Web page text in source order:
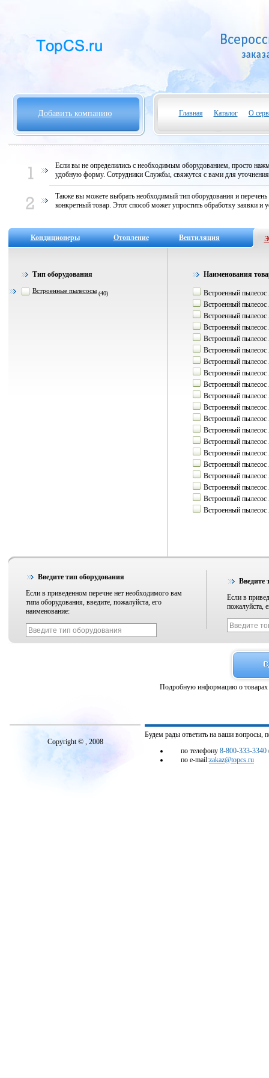
Добавить компанию Главная Каталог О
Если вы не определились с необходимым оборудованием, просто
удобную форму. Сотрудники Службы, свяжутся с вами для
Также вы можете выбрать необходимый тип оборудования и
конкретный товар. Этот способ может упростить обработку заявки и
Кондиционеры Отопление Вентиляция
Тип оборудования
Встроенные пылесосы (40)
Наименования
Встроенный пылесос
Встроенный пылесос
Встроенный пылесос
Встроенный пылесос
Встроенный пылесос
Встроенный
Встроенный пылесос
Встроенный пылесос
Встроенный пылесос
Встроенный пылесос
Встроенный пылесос
Встроенный пылесос
Встроенный
Встроенный
Встроенный
Встроенный
Встроенный
Встроенный
Встроенный
Встроенный
Введите тип оборудования
Если в приведенном перечне нет необходимого вам
типа оборудования, введите, пожалуйста, его
наименование:
Введите
Если в
пожалуйста,
Подробную информацию о товарах
Copyright © , 2008
Будем рады ответить на ваши вопросы,
по телефону 8-800-333-3340
по e-mail:zakaz@topcs.ru